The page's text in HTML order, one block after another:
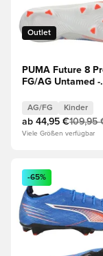
Outlet
PUMA Future 8
FG/AG Untamed -
AG/FG Kinder
ab 44,95 €109,95
Viele Größen verfügbar
Öffnet ein
-65%